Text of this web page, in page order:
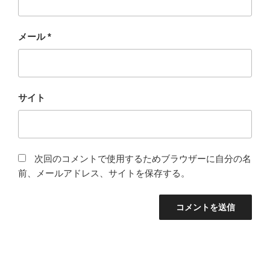
メール*
サイト
次回のコメントで使用するためブラウザーに自分の名
前、メールアドレス、サイトを保存する。